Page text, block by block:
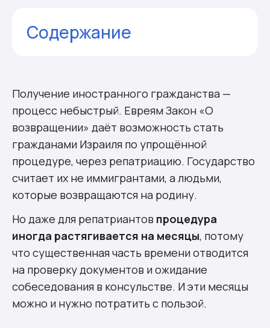
Содержание
Как готовиться к собеседованию
Первые шаги в Израиле
Почему вам необходима
профессиональная поддержка
Комментарии
Получение иностранного гражданства —
процесс небыстрый. Евреям Закон «О
возвращении» даёт возможность стать
гражданами Израиля по упрощённой
процедуре, через репатриацию. Государство
считает их не иммигрантами, а людьми,
которые возвращаются на родину.
Но даже для репатриантов процедура
иногда растягивается на месяцы, потому
что существенная часть времени отводится
на проверку документов и ожидание
собеседования в консульстве. И эти месяцы
можно и нужно потратить с пользой.